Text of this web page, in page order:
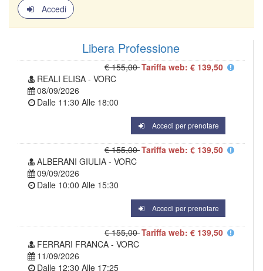
Accedi
Libera Professione
€ 155,00Tariffa web: € 139,50
REALI ELISA - VORC
08/09/2026
Dalle 11:30 Alle 18:00
Accedi per prenotare
€ 155,00Tariffa web: € 139,50
ALBERANI GIULIA - VORC
09/09/2026
Dalle 10:00 Alle 15:30
Accedi per prenotare
€ 155,00Tariffa web: € 139,50
FERRARI FRANCA - VORC
11/09/2026
Dalle 12:30 Alle 17:25